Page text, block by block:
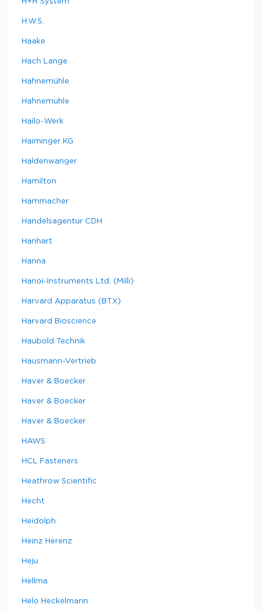
H+H System
H.W.S.
Haake
Hach Lange
Hahnemühle
Hahnemuhle
Hailo-Werk
Haiminger KG
Haldenwanger
Hamilton
Hammacher
Handelsagentur CDH
Hanhart
Hanna
Hanoi-Instruments Ltd. (Milli)
Harvard Apparatus (BTX)
Harvard Bioscience
Haubold Technik
Hausmann-Vertrieb
Haver & Boecker
Haver & Boecker
Haver & Boecker
HAWS
HCL Fasteners
Heathrow Scientific
Hecht
Heidolph
Heinz Herenz
Heju
Hellma
Helo Heckelmann